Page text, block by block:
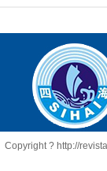
Copyright ? http://